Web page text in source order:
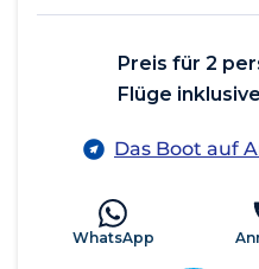
Preis für 2
Flüge inklusive
Das Boot auf
WhatsApp